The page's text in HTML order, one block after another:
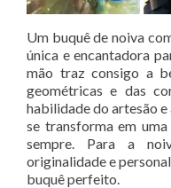
Um buquê de noiva
única e encantadora
mão traz consigo a
geométricas e das
habilidade do artesão
se transforma em
sempre. Para a
originalidade e
buquê perfeito.